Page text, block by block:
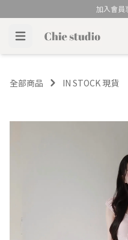
加入會員
全部商品 IN STOCK 現貨